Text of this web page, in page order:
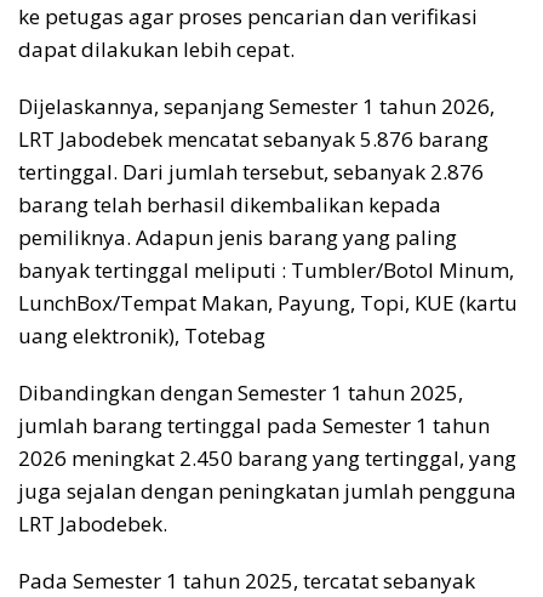
ke petugas agar proses pencarian dan verifikasi
dapat dilakukan lebih cepat.
Dijelaskannya, sepanjang Semester 1 tahun 2026,
LRT Jabodebek mencatat sebanyak 5.876 barang
tertinggal. Dari jumlah tersebut, sebanyak 2.876
barang telah berhasil dikembalikan kepada
pemiliknya. Adapun jenis barang yang paling
banyak tertinggal meliputi : Tumbler/Botol Minum,
LunchBox/Tempat Makan, Payung, Topi, KUE (kartu
uang elektronik), Totebag
Dibandingkan dengan Semester 1 tahun 2025,
jumlah barang tertinggal pada Semester 1 tahun
2026 meningkat 2.450 barang yang tertinggal, yang
juga sejalan dengan peningkatan jumlah pengguna
LRT Jabodebek.
Pada Semester 1 tahun 2025, tercatat sebanyak